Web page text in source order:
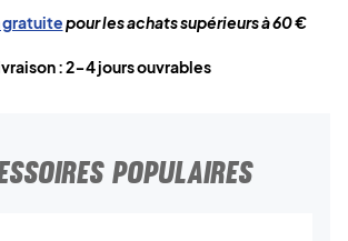
gratuitepour les achats supérieurs à 60 €
: 2-4 jours ouvrables
POPULAIRES